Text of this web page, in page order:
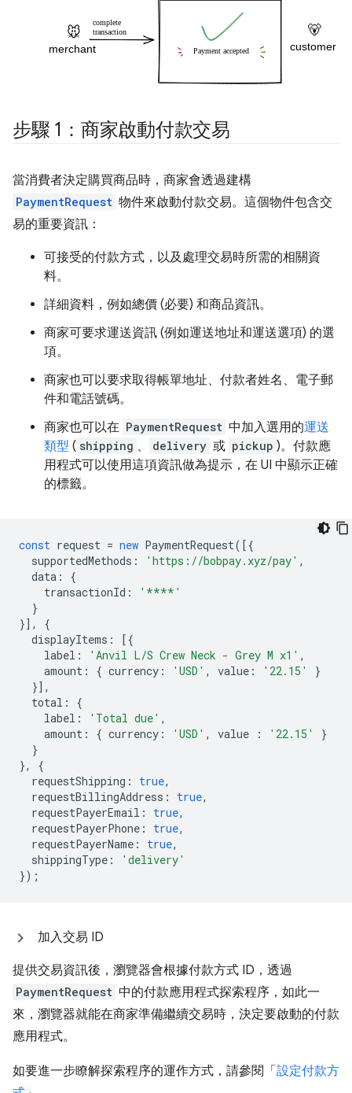
步驟 1：商家啟動付款交易
當消費者決定購買商品時，商家會透過建構
PaymentRequest 物件來啟動付款交易。這個物件包含交
易的重要資訊：
可接受的付款方式，以及處理交易時所需的相關資
料。
詳細資料，例如總價 (必要) 和商品資訊。
商家可要求運送資訊 (例如運送地址和運送選項) 的選
項。
商家也可以要求取得帳單地址、付款者姓名、電子郵
件和電話號碼。
商家也可以在 PaymentRequest 中加入選用的運送
類型 ( shipping 、 delivery 或 pickup )。付款應
用程式可以使用這項資訊做為提示，在 UI 中顯示正確
的標籤。
const request = new PaymentRequest([{
supportedMethods : 'https://bobpay.xyz/pay' ,
data :
{
transactionId :
'****'
}
}],
{
displayItems :
[{
label : 'Anvil L/S Crew Neck - Grey M x1' ,
amount : { currency : 'USD' , value : '22.15'
}
}],
total :
{
label : 'Total due' ,
amount : { currency : 'USD' , value : '22.15'
}
}
},
{
requestShipping : true,
requestBillingAddress : true,
requestPayerEmail : true,
requestPayerPhone : true,
requestPayerName : true,
shippingType :
'delivery'
});
加入交易 ID
提供交易資訊後，瀏覽器會根據付款方式 ID，透過
PaymentRequest 中的付款應用程式探索程序，如此一
來，瀏覽器就能在商家準備繼續交易時，決定要啟動的付款
應用程式。
如要進一步瞭解探索程序的運作方式，請參閱「 設定付款方